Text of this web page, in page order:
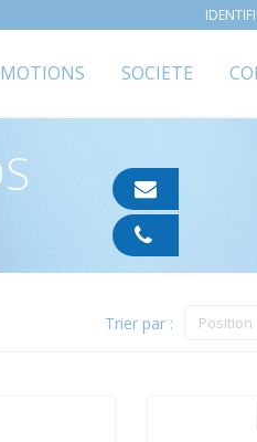
SOCIETE
Trier par : Position
pharma.com
91
05